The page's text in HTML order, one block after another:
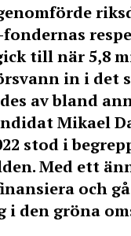
till när 5,8
in i det
av bland
Mikael
stod i
Med ett
och
i den gröna